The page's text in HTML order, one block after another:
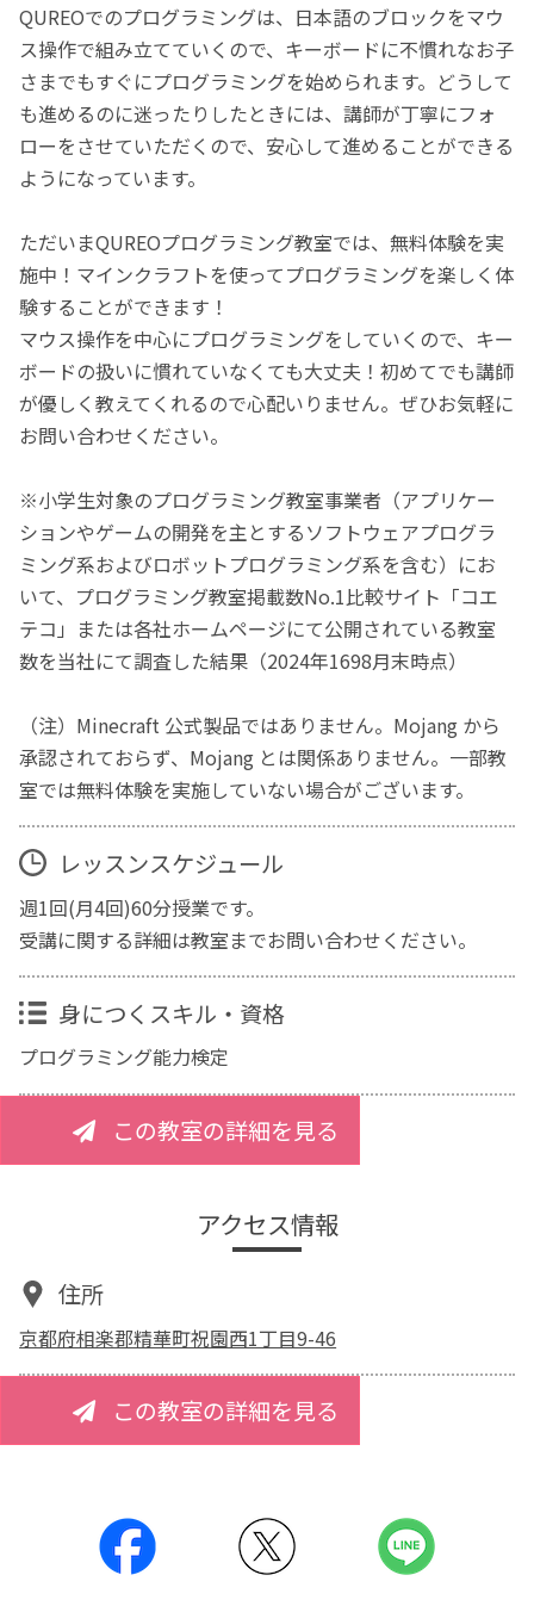
QUREOでのプログラミングは、日本語のブロックをマウ
ス操作で組み立てていくので、キーボードに不慣れなお子
さまでもすぐにプログラミングを始められます。どうして
も進めるのに迷ったりしたときには、講師が丁寧にフォ
ローをさせていただくので、安心して進めることができる
ようになっています。
ただいまQUREOプログラミング教室では、無料体験を実
施中！マインクラフトを使ってプログラミングを楽しく体
験することができます！
マウス操作を中心にプログラミングをしていくので、キー
ボードの扱いに慣れていなくても大丈夫！初めてでも講師
が優しく教えてくれるので心配いりません。ぜひお気軽に
お問い合わせください。
※小学生対象のプログラミング教室事業者（アプリケー
ションやゲームの開発を主とするソフトウェアプログラ
ミング系およびロボットプログラミング系を含む）にお
いて、プログラミング教室掲載数No.1比較サイト「コエ
テコ」または各社ホームページにて公開されている教室
数を当社にて調査した結果（2024年1698月末時点）
（注）Minecraft 公式製品ではありません。Mojang から
承認されておらず、Mojang とは関係ありません。一部教
室では無料体験を実施していない場合がございます。
レッスンスケジュール
週1回(月4回)60分授業です。
受講に関する詳細は教室までお問い合わせください。
身につくスキル・資格
プログラミング能力検定
この教室の詳細を見る
アクセス情報
住所
京都府相楽郡精華町祝園西1丁目9-46
この教室の詳細を見る